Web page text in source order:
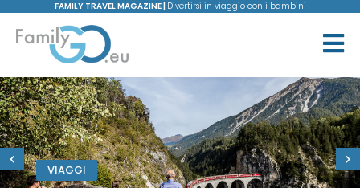
FAMILY TRAVEL MAGAZINE | Divertirsi in viaggio con i bambini
VIAGGI